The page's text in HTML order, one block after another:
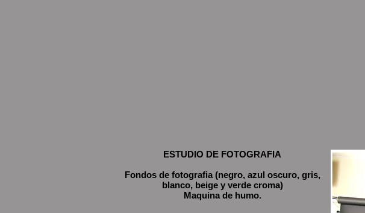
ESTUDIO DE FOTOGRAFIA
Fondos de fotografia (negro, azul oscuro, gris,
blanco, beige y verde croma)
Maquina de humo.